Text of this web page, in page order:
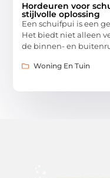
Hordeuren voor
stijlvolle oplossing
Een schuifpui is een
Het biedt niet alleen
de binnen- en
Woning En Tuin